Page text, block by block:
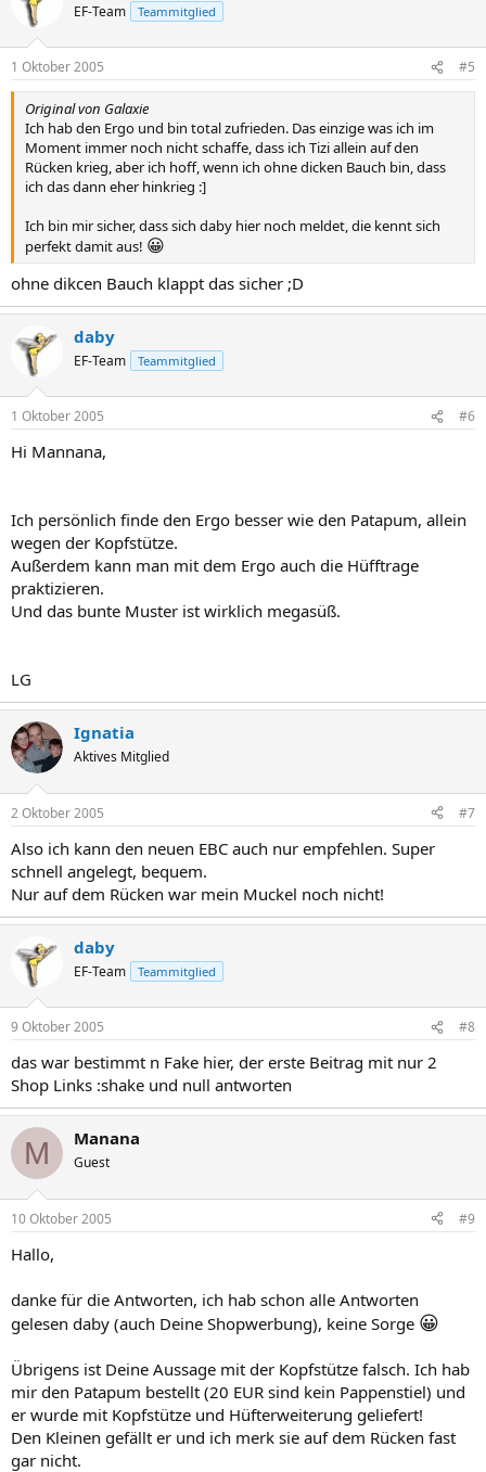
EF-Team Teammitglied
1 Oktober 2005 #5
Original von Galaxie
Ich hab den Ergo und bin total zufrieden. Das einzige was ich im
Moment immer noch nicht schaffe, dass ich Tizi allein auf den
Rücken krieg, aber ich hoff, wenn ich ohne dicken Bauch bin, dass
ich das dann eher hinkrieg :]
Ich bin mir sicher, dass sich daby hier noch meldet, die kennt sich
perfekt damit aus! 😀
ohne dikcen Bauch klappt das sicher ;D
daby
EF-Team Teammitglied
1 Oktober 2005 #6
Hi Mannana,
Ich persönlich finde den Ergo besser wie den Patapum, allein
wegen der Kopfstütze.
Außerdem kann man mit dem Ergo auch die Hüfftrage
praktizieren.
Und das bunte Muster ist wirklich megasüß.
LG
Ignatia
Aktives Mitglied
2 Oktober 2005 #7
Also ich kann den neuen EBC auch nur empfehlen. Super
schnell angelegt, bequem.
Nur auf dem Rücken war mein Muckel noch nicht!
daby
EF-Team Teammitglied
9 Oktober 2005 #8
das war bestimmt n Fake hier, der erste Beitrag mit nur 2
Shop Links :shake und null antworten
M Manana
Guest
10 Oktober 2005 #9
Hallo,
danke für die Antworten, ich hab schon alle Antworten
gelesen daby (auch Deine Shopwerbung), keine Sorge 😀
Übrigens ist Deine Aussage mit der Kopfstütze falsch. Ich hab
mir den Patapum bestellt (20 EUR sind kein Pappenstiel) und
er wurde mit Kopfstütze und Hüfterweiterung geliefert!
Den Kleinen gefällt er und ich merk sie auf dem Rücken fast
gar nicht.